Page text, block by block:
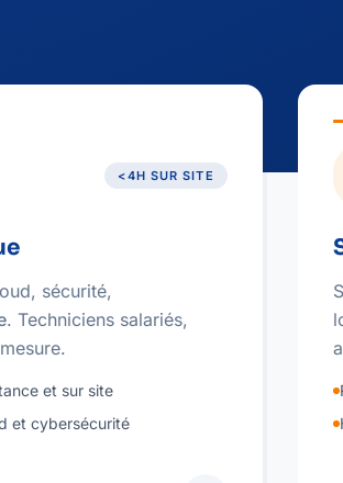
<4H SUR SITE
sécurité,
. Techniciens salariés,
et sur site
et cybersécurité